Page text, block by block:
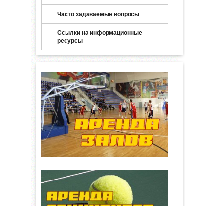
Часто задаваемые вопросы
Ссылки на информационные
ресурсы